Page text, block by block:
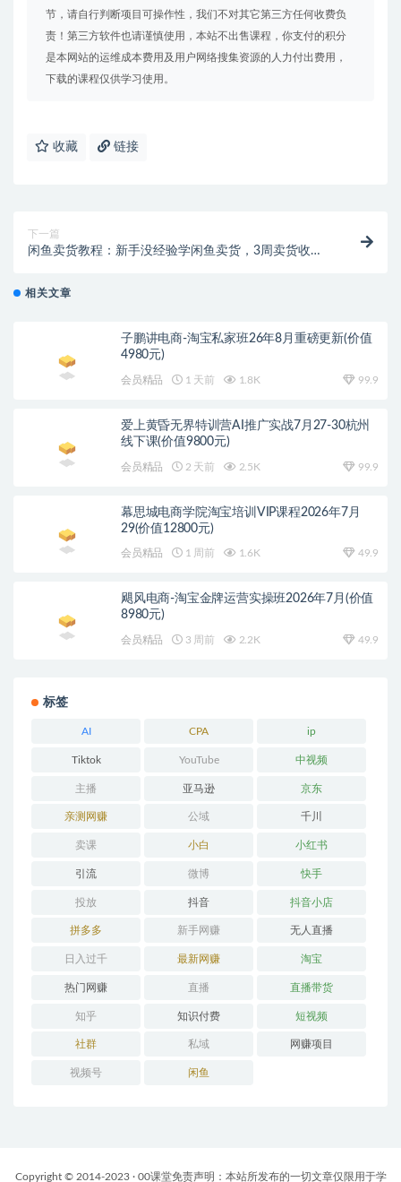
节，请自行判断项目可操作性，我们不对其它第三方任何收费负
责！第三方软件也请谨慎使用，本站不出售课程，你支付的积分
是本网站的运维成本费用及用户网络搜集资源的人力付出费用，
下载的课程仅供学习使用。
收藏 链接
下一篇
闲鱼卖货教程：新手没经验学闲鱼卖货，3周卖货收入2
相关文章
子鹏讲电商-淘宝私家班26年8月重磅更新(价值
4980元)
会员精品 1 天前 1.8K 99.9
爱上黄昏无界特训营AI推广实战7月27-30杭州
线下课(价值9800元)
会员精品 2 天前 2.5K 99.9
幕思城电商学院淘宝培训VIP课程2026年7月
29(价值12800元)
会员精品 1 周前 1.6K 49.9
飓风电商-淘宝金牌运营实操班2026年7月(价值
8980元)
会员精品 3 周前 2.2K 49.9
标签
AI CPA ip
Tiktok YouTube 中视频
主播 亚马逊 京东
亲测网赚 公域 千川
卖课 小白 小红书
引流 微博 快手
投放 抖音 抖音小店
拼多多 新手网赚 无人直播
日入过千 最新网赚 淘宝
热门网赚 直播 直播带货
知乎 知识付费 短视频
社群 私域 网赚项目
视频号 闲鱼
Copyright © 2014-2023 · 00课堂免责声明：本站所发布的一切文章仅限用于学